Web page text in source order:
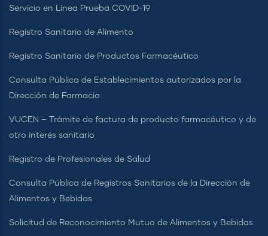
Servicio en Línea Prueba COVID-19
Registro Sanitario de Alimento
Registro Sanitario de Productos Farmacéutico
Consulta Pública de Establecimientos autorizados por la
Dirección de Farmacia
VUCEN – Trámite de factura de producto farmacéutico y de
otro interés sanitario
Registro de Profesionales de Salud
Consulta Pública de Registros Sanitarios de la Dirección de
Alimentos y Bebidas
Solicitud de Reconocimiento Mutuo de Alimentos y Bebidas